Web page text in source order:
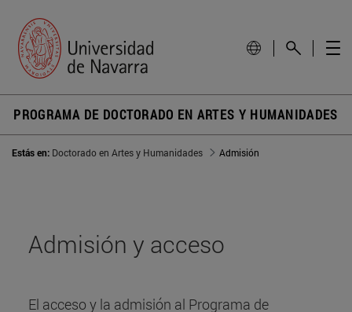
PROGRAMA DE DOCTORADO EN ARTES Y HUMANIDADES
Estás en: Doctorado en Artes y Humanidades Admisión
Admisión y acceso
El acceso y la admisión al Programa de